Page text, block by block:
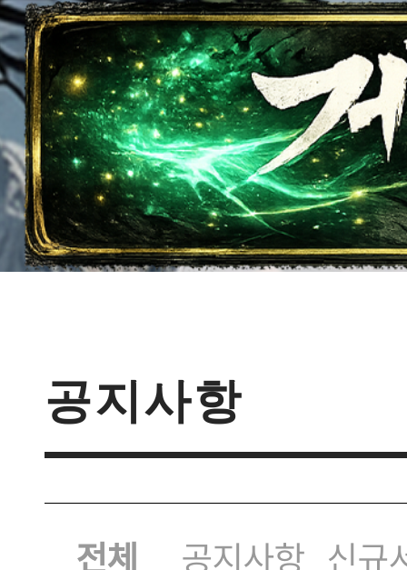
공지 [정사]
가이드 [게임
이벤트
[갤럭
이벤트
서버오픈
버 S109 오픈
공지사항
전체 공지사항 신규